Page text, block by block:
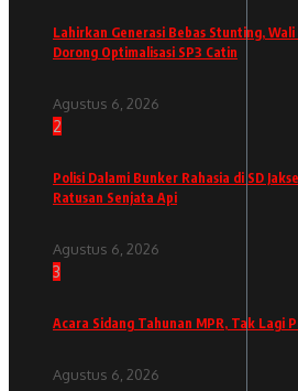
Lahirkan Generasi Bebas Stunting,
Dorong Optimalisasi SP3 Catin
Agustus 6, 2026
2
Polisi Dalami Bunker Rahasia di SD
Ratusan Senjata Api
Agustus 6, 2026
3
Acara Sidang Tahunan MPR, Tak Lagi
Agustus 6, 2026